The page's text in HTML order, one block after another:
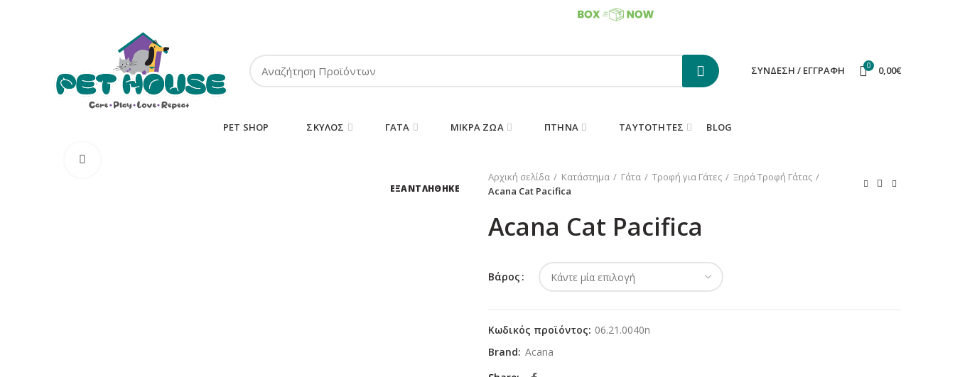
ΣΎΝΔΕΣΗ / ΕΓΓΡΑΦΉ 0 0,00€
PET SHOP ΣΚΎΛΟΣ ΓΆΤΑ ΜΙΚΡΆ ΖΏΑ ΠΤΗΝΆ ΤΑΥΤΌΤΗΤΕΣ BLOG
ΕΞΑΝΤΛΗΘΗΚΕ
Αρχική σελίδα
Κατάστημα Γάτα Τροφή για Γάτες
Ξηρά Τροφή Γάτας
Acana Cat Pacifica
Acana Cat Pacifica
Βάρος
Κωδικός προϊόντος: 06.21.0040n
Brand: Acana